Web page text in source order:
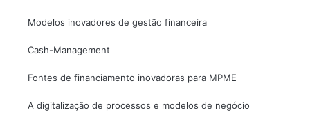
Modelos inovadores de gestão financeira
Cash-Management
Fontes de financiamento inovadoras para MPME
A digitalização de processos e modelos de negócio